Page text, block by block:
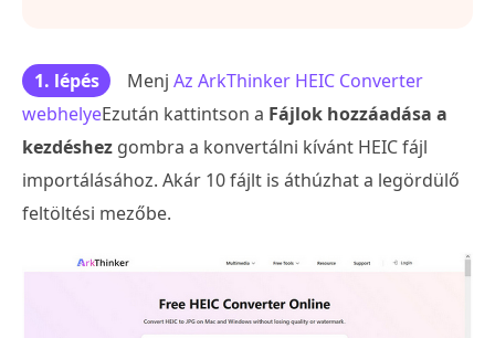
1. lépés Menj Az ArkThinker HEIC Converter
webhelyeEzután kattintson a Fájlok hozzáadása a
kezdéshez gombra a konvertálni kívánt HEIC fájl
importálásához. Akár 10 fájlt is áthúzhat a legördülő
feltöltési mezőbe.